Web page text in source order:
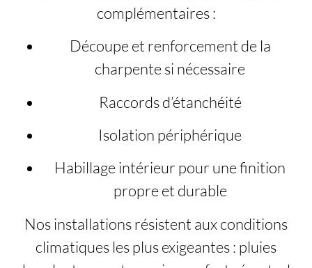
complémentaires :
Découpe et renforcement de la
charpente si nécessaire
Raccords d’étanchéité
Isolation périphérique
Habillage intérieur pour une finition
propre et durable
Nos installations résistent aux conditions
climatiques les plus exigeantes : pluies